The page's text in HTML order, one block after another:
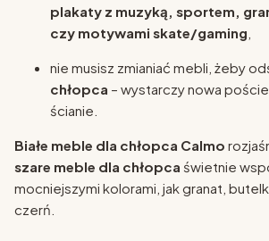
plakaty z muzyką, sportem,
czy motywami skate/gaming
nie musisz zmianiać mebli, żeby
chłopca – wystarczy nowa
ścianie.
Białe meble dla chłopca Calmo
szare meble dla chłopca świetnie
mocniejszymi kolorami, jak granat,
czerń.